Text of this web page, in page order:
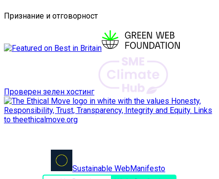
Признание и отговорност
Проверен зелен хостинг
Sustainable WebManifesto